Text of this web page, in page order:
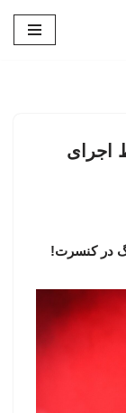
اجرای
در کنسرت!